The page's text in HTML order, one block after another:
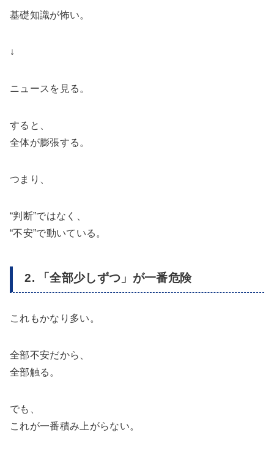
基礎知識が怖い。
↓
ニュースを見る。
すると、
全体が膨張する。
つまり、
“判断”ではなく、
“不安”で動いている。
2. 「全部少しずつ」が一番危険
これもかなり多い。
全部不安だから、
全部触る。
でも、
これが一番積み上がらない。